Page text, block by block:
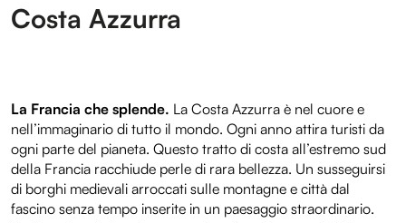
Costa Azzurra
La Francia che splende. La Costa Azzurra è nel cuore e
nell’immaginario di tutto il mondo. Ogni anno attira turisti da
ogni parte del pianeta. Questo tratto di costa all’estremo sud
della Francia racchiude perle di rara bellezza. Un susseguirsi
di borghi medievali arroccati sulle montagne e città dal
fascino senza tempo inserite in un paesaggio straordinario.